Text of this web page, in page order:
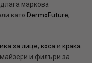
маркова
като DermoFuture,
за лице, коса и крака
и филъри за